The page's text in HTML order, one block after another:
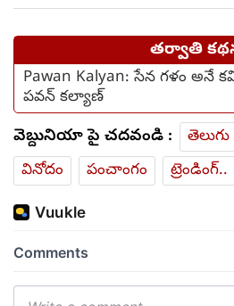
తర్వాతి
Pawan Kalyan: సేన గళం అనే
పవన్ కల్యాణ్
వెబ్దునియా పై చదవండి : తెలుగు
వినోదం
పంచాంగం ట్రెండింగ్..